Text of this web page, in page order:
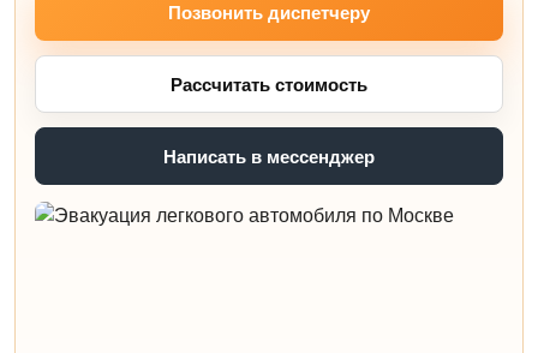
Позвонить диспетчеру
Рассчитать стоимость
Написать в мессенджер